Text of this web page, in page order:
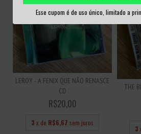
Esse cupom é de uso único, limitado a
LEROY - A FENIX QUE NÃO RENASCE
CD
R$20,00
3 x de R$6,67 sem juros
THE
3